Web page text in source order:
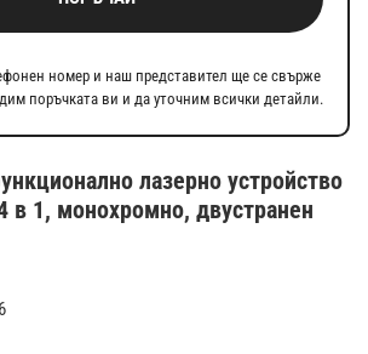
лазерно устройство
в 1, монохромно, двустранен
номер и наш представител ще се свърже
поръчката ви и да уточним всички детайли.